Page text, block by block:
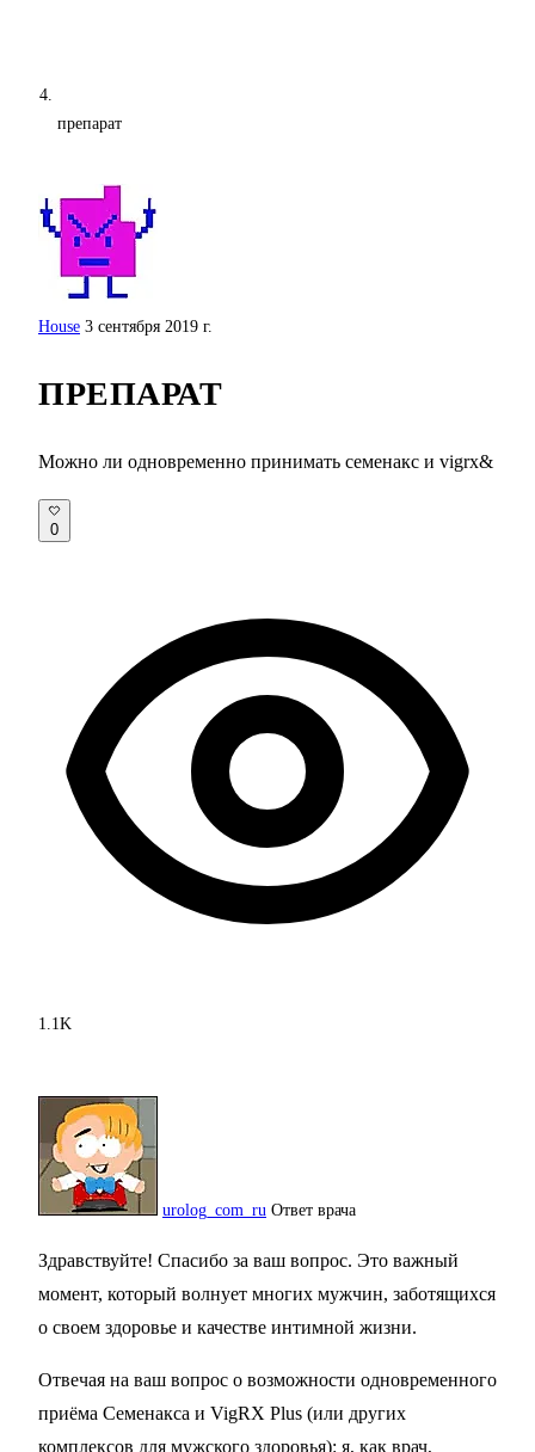
препарат
House 3 сентября 2019 г.
ПРЕПАРАТ
Можно ли одновременно принимать семенакс и vigrx&
0
1.1K
urolog_com_ru Ответ врача
Здравствуйте! Спасибо за ваш вопрос. Это важный
момент, который волнует многих мужчин, заботящихся
о своем здоровье и качестве интимной жизни.
Отвечая на ваш вопрос о возможности одновременного
приёма Семенакса и VigRX Plus (или других
комплексов для мужского здоровья): я, как врач,